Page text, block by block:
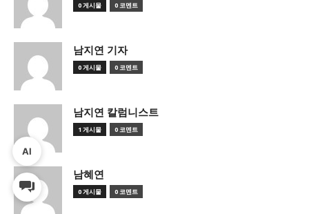
0 게시물 0 코멘트
남지연 기자
0 게시물 0 코멘트
남지연 칼럼니스트
1 게시물 0 코멘트
남혜연
0 게시물 0 코멘트
AI